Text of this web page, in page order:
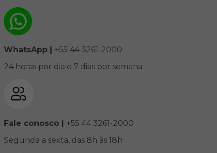
WhatsApp | +55 44 3261-2000
24 horas por dia e 7 dias por semana
Fale conosco | +55 44 3261-2000
Segunda a sexta, das 8h às 18h